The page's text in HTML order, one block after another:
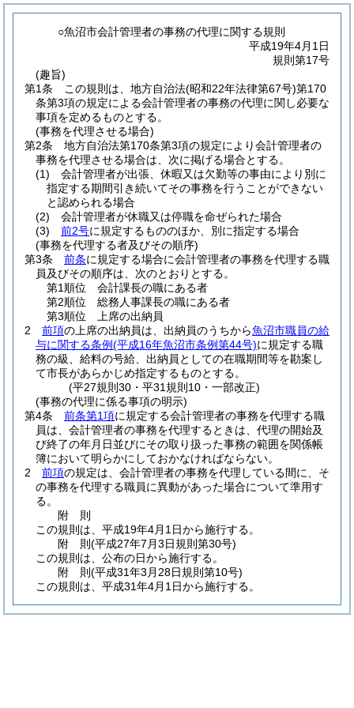
○魚沼市会計管理者の事務の代理に関する規則
平成19年4月1日
規則第17号
(趣旨)
第1条
この規則は、地方自治法(昭和22年法律第67号)第170
条第3項の規定による会計管理者の事務の代理に関し必要な
事項を定めるものとする。
(事務を代理させる場合)
第2条
地方自治法第170条第3項の規定により会計管理者の
事務を代理させる場合は、次に掲げる場合とする。
(1)
会計管理者が出張、休暇又は欠勤等の事由により別に
指定する期間引き続いてその事務を行うことができない
と認められる場合
(2)
会計管理者が休職又は停職を命ぜられた場合
(3)
前2号に規定するもののほか、別に指定する場合
(事務を代理する者及びその順序)
第3条
前条に規定する場合に会計管理者の事務を代理する職
員及びその順序は、次のとおりとする。
第1順位 会計課長の職にある者
第2順位 総務人事課長の職にある者
第3順位 上席の出納員
2
前項の上席の出納員は、出納員のうちから魚沼市職員の給
与に関する条例(平成16年魚沼市条例第44号)に規定する職
務の級、給料の号給、出納員としての在職期間等を勘案し
て市長があらかじめ指定するものとする。
(平27規則30・平31規則10・一部改正)
(事務の代理に係る事項の明示)
第4条
前条第1項に規定する会計管理者の事務を代理する職
員は、会計管理者の事務を代理するときは、代理の開始及
び終了の年月日並びにその取り扱った事務の範囲を関係帳
簿において明らかにしておかなければならない。
2
前項の規定は、会計管理者の事務を代理している間に、そ
の事務を代理する職員に異動があった場合について準用す
る。
附 則
この規則は、平成19年4月1日から施行する。
附 則(平成27年7月3日規則第30号)
この規則は、公布の日から施行する。
附 則(平成31年3月28日規則第10号)
この規則は、平成31年4月1日から施行する。